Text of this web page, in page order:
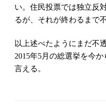
い。住民投票では独立反
るが、それが終わるまで
以上述べたようにまだ不
2015年5月の総選挙を今
言える。